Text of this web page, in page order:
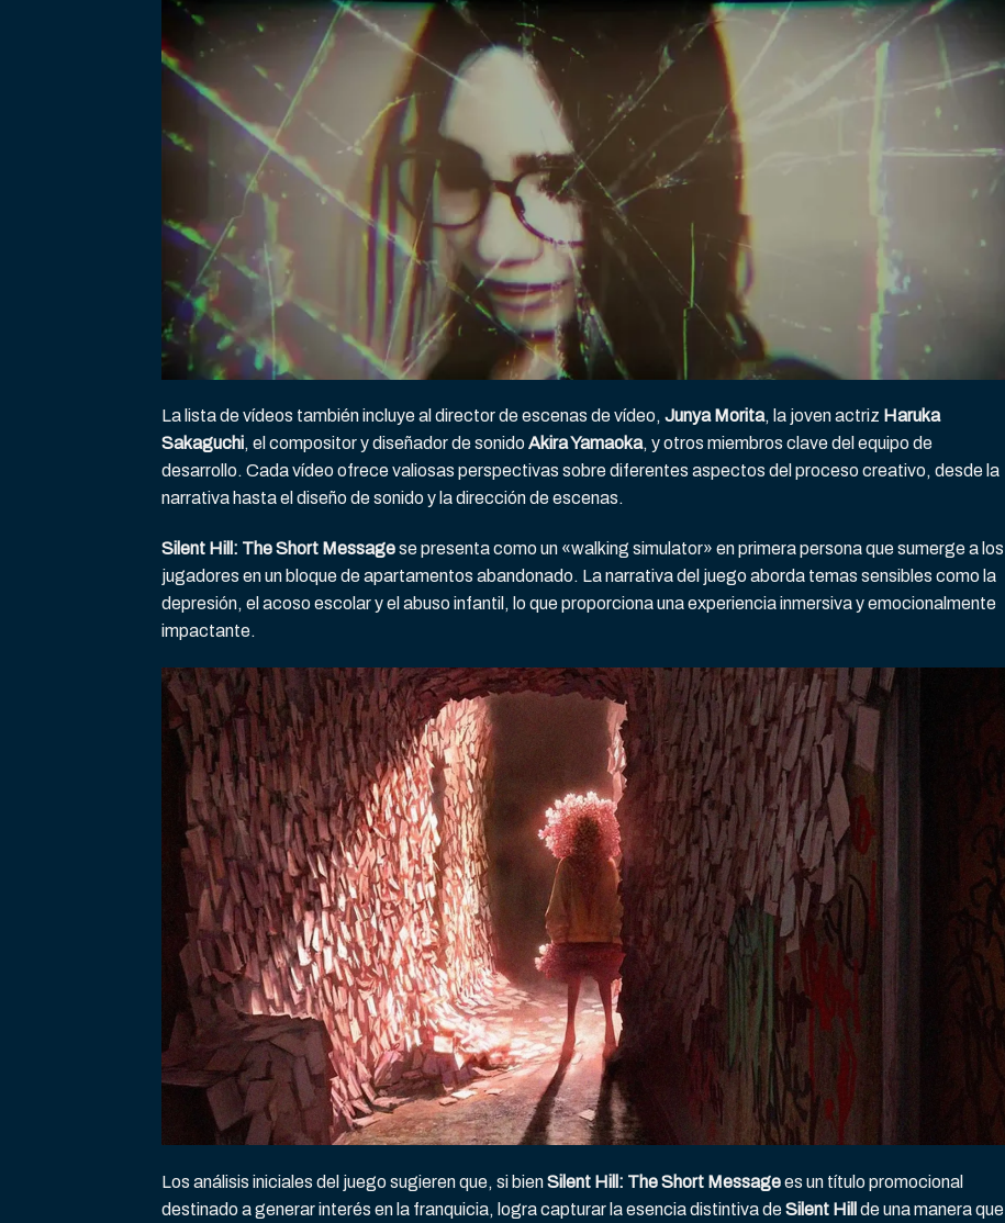
La lista de vídeos también incluye al director de escenas de vídeo, Junya Morita, la joven actriz Haruka
Sakaguchi, el compositor y diseñador de sonidoAkira Yamaoka, y otros miembros clave del equipo de
desarrollo. Cada vídeo ofrece valiosas perspectivas sobre diferentes aspectos del proceso creativo, desde la
narrativa hasta el diseño de sonido y la dirección de escenas.
Silent Hill: The Short Messagese presenta como un «walking simulator» en primera persona que sumerge a los
jugadores en un bloque de apartamentos abandonado. La narrativa del juego aborda temas sensibles como la
depresión, el acoso escolar y el abuso infantil, lo que proporciona una experiencia inmersiva y emocionalmente
impactante.
Los análisis iniciales del juego sugieren que, si bienSilent Hill: The Short Messagees un título promocional
destinado a generar interés en la franquicia, logra capturar la esencia distintiva deSilent Hill de una manera que